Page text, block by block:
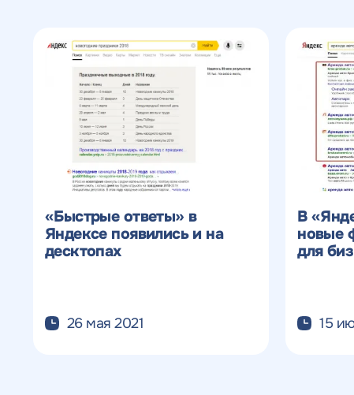
«Быстрые ответы» в
Яндексе появились и на
десктопах
26 мая 2021
В
новые
для
15